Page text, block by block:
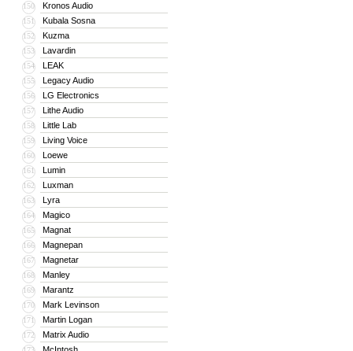
150 Kronos Audio
151 Kubala Sosna
152 Kuzma
153 Lavardin
154 LEAK
155 Legacy Audio
156 LG Electronics
157 Lithe Audio
158 Little Lab
159 Living Voice
160 Loewe
161 Lumin
162 Luxman
163 Lyra
164 Magico
165 Magnat
166 Magnepan
167 Magnetar
168 Manley
169 Marantz
170 Mark Levinson
171 Martin Logan
172 Matrix Audio